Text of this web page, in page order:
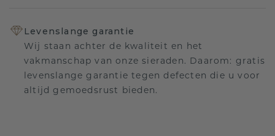
Levenslange garantie
Wij staan achter de kwaliteit en het
vakmanschap van onze sieraden. Daarom: gratis
levenslange garantie tegen defecten die u voor
altijd gemoedsrust bieden.